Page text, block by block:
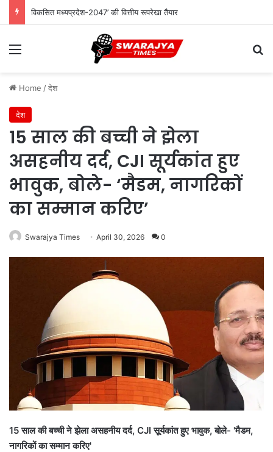
विकसित मध्यप्रदेश-2047’ की वित्तीय रूपरेखा तैयार
Menu
Home /देश
देश
15 साल की बच्ची ने झेला
असहनीय दर्द, CJI सूर्यकांत हुए
भावुक, बोले- ‘मैडम, नागरिकों
का सम्मान करिए’
Swarajya Times April 30, 2026 0
15 साल की बच्ची ने झेला असहनीय दर्द, CJI सूर्यकांत हुए भावुक, बोले- 'मैडम,
नागरिकों का सम्मान करिए'